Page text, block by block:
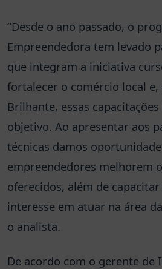
“Desde o ano passado, o
Empreendedora tem levado
que integram a iniciativa
fortalecer o comércio local e,
Brilhante, essas
objetivo. Ao apresentar aos
técnicas damos
empreendedores melhorem
oferecidos, além de
interesse em atuar na área
o analista.
De acordo com o gerente de